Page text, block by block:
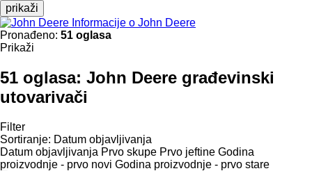
prikaži
Informacije o John Deere
Pronađeno: 51 oglasa
Prikaži
51 oglasa: John Deere građevinski
utovarivači
Filter
Sortiranje: Datum objavljivanja
Datum objavljivanja Prvo skupe Prvo jeftine Godina
proizvodnje - prvo novi Godina proizvodnje - prvo stare